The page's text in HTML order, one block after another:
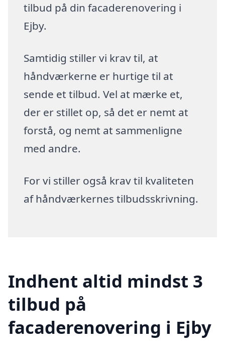
tilbud på din facaderenovering i
Ejby.
Samtidig stiller vi krav til, at
håndværkerne er hurtige til at
sende et tilbud. Vel at mærke et,
der er stillet op, så det er nemt at
forstå, og nemt at sammenligne
med andre.
For vi stiller også krav til kvaliteten
af håndværkernes tilbudsskrivning.
Indhent altid mindst 3
tilbud på
facaderenovering i Ejby